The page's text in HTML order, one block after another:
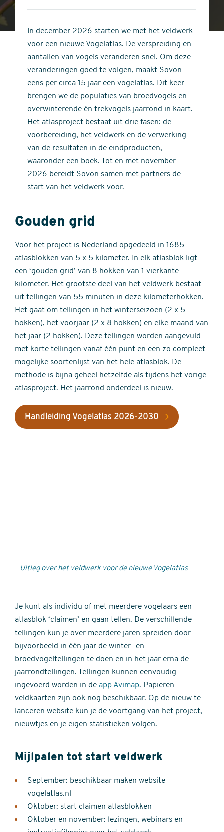
stars
of
stars
In december 2026 starten we met het veldwerk
voor een nieuwe Vogelatlas. De verspreiding en
aantallen van vogels veranderen snel. Om deze
veranderingen goed te volgen, maakt Sovon
eens per circa 15 jaar een vogelatlas. Dit keer
brengen we de populaties van broedvogels en
overwinterende én trekvogels jaarrond in kaart.
Het atlasproject bestaat uit drie fasen: de
voorbereiding, het veldwerk en de verwerking
van de resultaten in de eindproducten,
waaronder een boek. Tot en met november
2026 bereidt Sovon samen met partners de
start van het veldwerk voor.
Gouden grid
Voor het project is Nederland opgedeeld in 1685
atlasblokken van 5 x 5 kilometer. In elk atlasblok ligt
een ‘gouden grid’ van 8 hokken van 1 vierkante
kilometer. Het grootste deel van het veldwerk bestaat
uit tellingen van 55 minuten in deze kilometerhokken.
Het gaat om tellingen in het winterseizoen (2 x 5
hokken), het voorjaar (2 x 8 hokken) en elke maand van
het jaar (2 hokken). Deze tellingen worden aangevuld
met korte tellingen vanaf één punt en een zo compleet
mogelijke soortenlijst van het hele atlasblok. De
methode is bijna geheel hetzelfde als tijdens het vorige
atlasproject. Het jaarrond onderdeel is nieuw.
Handleiding Vogelatlas 2026-2030
Uitleg over het veldwerk voor de nieuwe Vogelatlas
Je kunt als individu of met meerdere vogelaars een
atlasblok ‘claimen’ en gaan tellen. De verschillende
tellingen kun je over meerdere jaren spreiden door
bijvoorbeeld in één jaar de winter- en
broedvogeltellingen te doen en in het jaar erna de
jaarrondtellingen. Tellingen kunnen eenvoudig
ingevoerd worden in de app Avimap. Papieren
veldkaarten zijn ook nog beschikbaar. Op de nieuw te
lanceren website kun je de voortgang van het project,
nieuwtjes en je eigen statistieken volgen.
Mijlpalen tot start veldwerk
September: beschikbaar maken website
vogelatlas.nl
Oktober: start claimen atlasblokken
Oktober en november: lezingen, webinars en